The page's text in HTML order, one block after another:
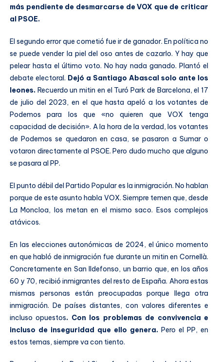
más pendiente de desmarcarse de VOX que de criticar
al PSOE.
El segundo error que cometió fue ir de ganador. En política no
se puede vender la piel del oso antes de cazarlo. Y hay que
pelear hasta el último voto. No hay nada ganado. Plantó el
debate electoral. Dejó a Santiago Abascal solo ante los
leones. Recuerdo un mitin en el Turó Park de Barcelona, el 17
de julio del 2023, en el que hasta apeló a los votantes de
Podemos para los que «no quieren que VOX tenga
capacidad de decisión». A la hora de la verdad, los votantes
de Podemos se quedaron en casa, se pasaron a Sumar o
votaron directamente al PSOE. Pero dudo mucho que alguno
se pasara al PP.
El punto débil del Partido Popular es la inmigración. No hablan
porque de este asunto habla VOX. Siempre temen que, desde
La Moncloa, los metan en el mismo saco. Esos complejos
atávicos.
En las elecciones autonómicas de 2024, el único momento
en que habló de inmigración fue durante un mitin en Cornellà.
Concretamente en San Ildefonso, un barrio que, en los años
60 y 70, recibió inmigrantes del resto de España. Ahora estas
mismas personas están preocupadas porque llega otra
inmigración. De países distantes, con valores diferentes e
incluso opuestos. Con los problemas de convivencia e
incluso de inseguridad que ello genera. Pero el PP, en
estos temas, siempre va con tiento.